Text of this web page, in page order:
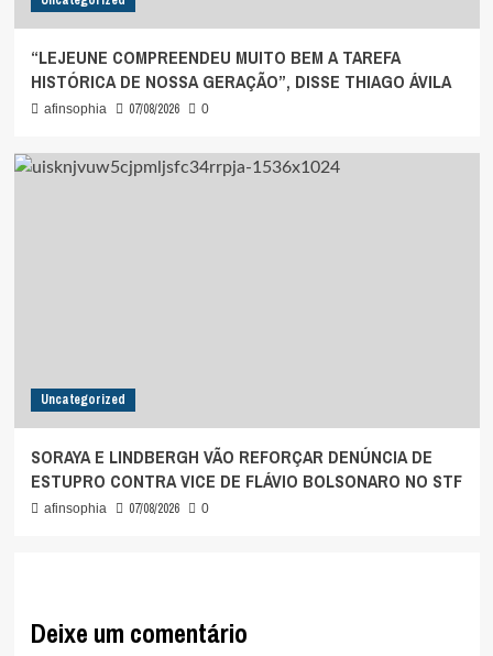
“LEJEUNE COMPREENDEU MUITO BEM A TAREFA
HISTÓRICA DE NOSSA GERAÇÃO”, DISSE THIAGO ÁVILA
afinsophia 07/08/2026 0
Uncategorized
SORAYA E LINDBERGH VÃO REFORÇAR DENÚNCIA DE
ESTUPRO CONTRA VICE DE FLÁVIO BOLSONARO NO STF
afinsophia 07/08/2026 0
Deixe um comentário